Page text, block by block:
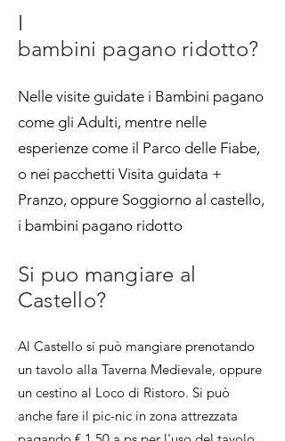
I
bambini pagano ridotto?
Nelle visite guidate i Bambini pagano
come gli Adulti, mentre nelle
esperienze come il Parco delle Fiabe,
o nei pacchetti Visita guidata +
Pranzo, oppure Soggiorno al castello,
i bambini pagano ridotto
Si puo mangiare al
Castello?
Al Castello si può mangiare prenotando
un tavolo alla Taverna Medievale, oppure
un cestino al Loco di Ristoro. Si può
anche fare il pic-nic in zona attrezzata